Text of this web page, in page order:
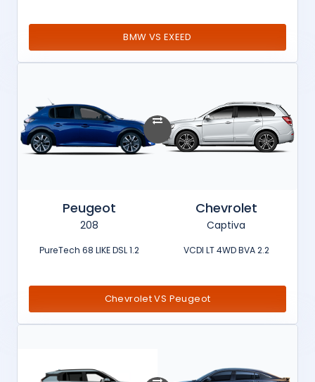
BMW VS EXEED
Chevrolet
Captiva
2.2 VCDI LT 4WD BVA
Peugeot
208
1.2 PureTech 68 LIKE DSL
Chevrolet VS Peugeot